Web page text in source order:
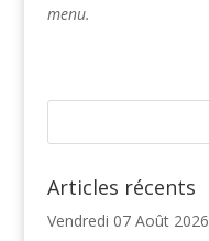
menu.
Articles récents
Vendredi 07 Août 2026